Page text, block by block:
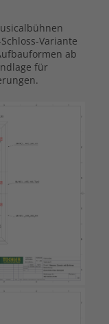
Variante
ab
für